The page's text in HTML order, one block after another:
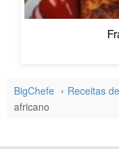
BigChefe Receitas
africano